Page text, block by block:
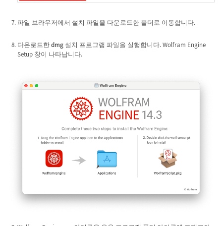
파일 브라우저에서 설치 파일을 다운로드한 폴더로 이동합니다.
다운로드한dmg 설치 프로그램 파일을 실행합니다. Wolfram Engine
Setup 창이 나타납니다.